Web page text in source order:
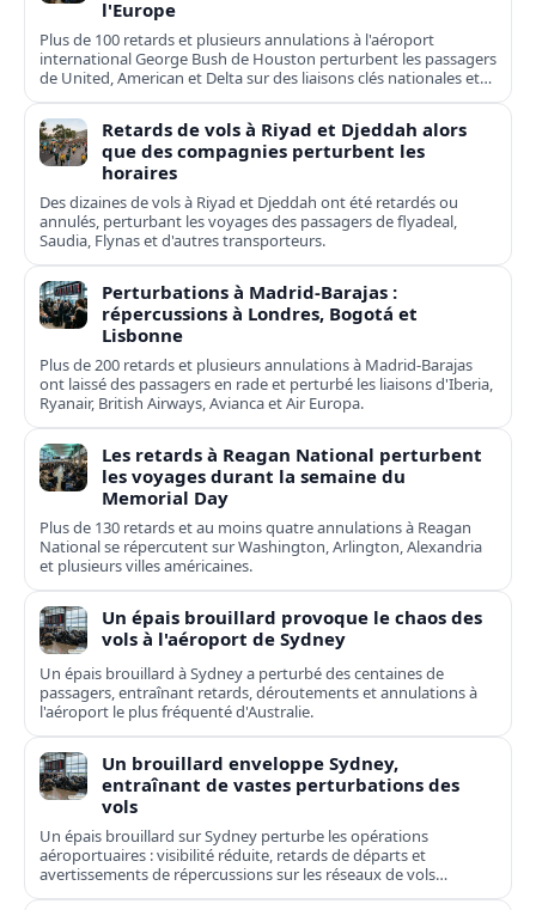
l'Europe
Plus de 100 retards et plusieurs annulations à l'aéroport
international George Bush de Houston perturbent les passagers
de United, American et Delta sur des liaisons clés nationales et
transatlantiques.
Retards de vols à Riyad et Djeddah alors
que des compagnies perturbent les
horaires
Des dizaines de vols à Riyad et Djeddah ont été retardés ou
annulés, perturbant les voyages des passagers de flyadeal,
Saudia, Flynas et d'autres transporteurs.
Perturbations à Madrid-Barajas :
répercussions à Londres, Bogotá et
Lisbonne
Plus de 200 retards et plusieurs annulations à Madrid-Barajas
ont laissé des passagers en rade et perturbé les liaisons d'Iberia,
Ryanair, British Airways, Avianca et Air Europa.
Les retards à Reagan National perturbent
les voyages durant la semaine du
Memorial Day
Plus de 130 retards et au moins quatre annulations à Reagan
National se répercutent sur Washington, Arlington, Alexandria
et plusieurs villes américaines.
Un épais brouillard provoque le chaos des
vols à l'aéroport de Sydney
Un épais brouillard à Sydney a perturbé des centaines de
passagers, entraînant retards, déroutements et annulations à
l'aéroport le plus fréquenté d'Australie.
Un brouillard enveloppe Sydney,
entraînant de vastes perturbations des
vols
Un épais brouillard sur Sydney perturbe les opérations
aéroportuaires : visibilité réduite, retards de départs et
avertissements de répercussions sur les réseaux de vols
domestiques et internationaux.